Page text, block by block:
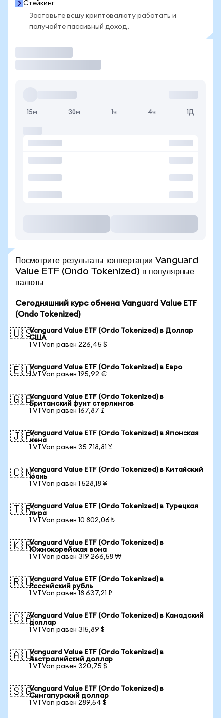
Стейкинг
Заставьте вашу криптовалюту работать и
получайте пассивный доход.
15м 30м 1ч 4ч 1Д
Посмотрите результаты конвертации Vanguard
Value ETF (Ondo Tokenized) в популярные
валюты
Сегодняшний курс обмена Vanguard Value ETF
(Ondo Tokenized)
🇺🇸Vanguard Value ETF (Ondo Tokenized) в Доллар
США
1 VTVon равен 226,45 $
🇪🇺Vanguard Value ETF (Ondo Tokenized) в Евро
1 VTVon равен 195,92 €
🇬🇧Vanguard Value ETF (Ondo Tokenized) в
Британский фунт стерлингов
1 VTVon равен 167,87 £
🇯🇵Vanguard Value ETF (Ondo Tokenized) в Японская
иена
1 VTVon равен 35 718,81 ¥
🇨🇳Vanguard Value ETF (Ondo Tokenized) в Китайский
юань
1 VTVon равен 1 528,18 ¥
🇹🇷Vanguard Value ETF (Ondo Tokenized) в Турецкая
лира
1 VTVon равен 10 802,06 ₺
🇰🇷Vanguard Value ETF (Ondo Tokenized) в
Южнокорейская вона
1 VTVon равен 319 266,58 ₩
🇷🇺Vanguard Value ETF (Ondo Tokenized) в
Российский рубль
1 VTVon равен 18 637,21 ₽
🇨🇦Vanguard Value ETF (Ondo Tokenized) в Канадский
доллар
1 VTVon равен 315,89 $
🇦🇺Vanguard Value ETF (Ondo Tokenized) в
Австралийский доллар
1 VTVon равен 320,75 $
🇸🇬Vanguard Value ETF (Ondo Tokenized) в
Сингапурский доллар
1 VTVon равен 289,54 $